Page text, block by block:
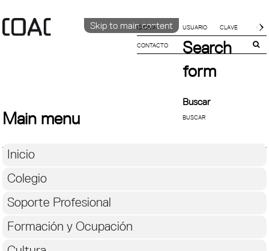
Skip to main content
IDIOMA
CATALÀ
CONTACTO
Search
form
Buscar
Main menu
Inicio
Colegio
Soporte Profesional
Formación y Ocupación